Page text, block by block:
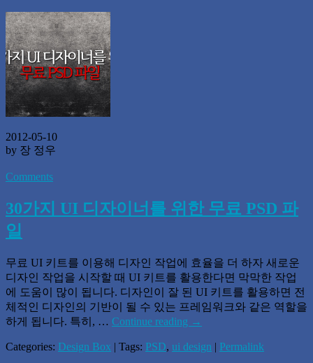
2012-05-10
by 장 정우
Comments
30가지 UI 디자이너를 위한 무료 PSD 파
일
무료 UI 키트를 이용해 디자인 작업에 효율을 더 하자 새로운
디자인 작업을 시작할 때 UI 키트를 활용한다면 막막한 작업
에 도움이 많이 됩니다. 디자인이 잘 된 UI 키트를 활용하면 전
체적인 디자인의 기반이 될 수 있는 프레임워크와 같은 역할을
하게 됩니다. 특히, … Continue reading →
Categories: Design Box | Tags: PSD, ui design | Permalink